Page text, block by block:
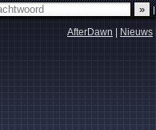
AfterDawn Nieuws